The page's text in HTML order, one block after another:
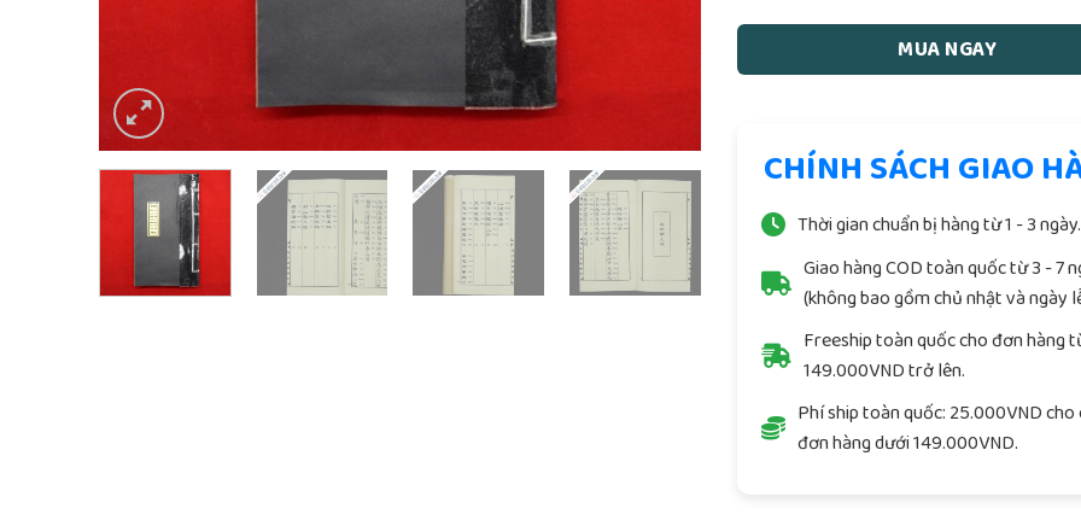
MUA NGAY
CHÍNH SÁCH GIAO
Thời gian chuẩn bị hàng từ 1 - 3 ngày.
Giao hàng COD toàn quốc từ 3 - 7
(không bao gồm chủ nhật và ngày
Freeship toàn quốc cho đơn hàng
149.000VND trở lên.
Phí ship toàn quốc: 25.000VND cho
đơn hàng dưới 149.000VND.